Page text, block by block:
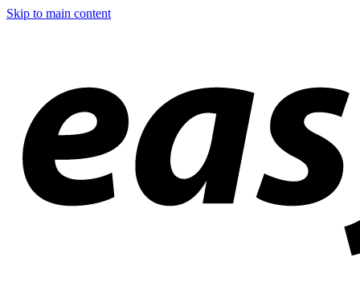
Skip to main content